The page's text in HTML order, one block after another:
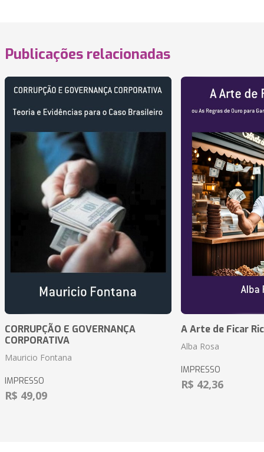
Publicações relacionadas
CORRUPÇÃO E GOVERNANÇA
CORPORATIVA
Mauricio Fontana
IMPRESSO
R$ 49,09
A Arte de Ficar
Alba Rosa
IMPRESSO
R$ 42,36